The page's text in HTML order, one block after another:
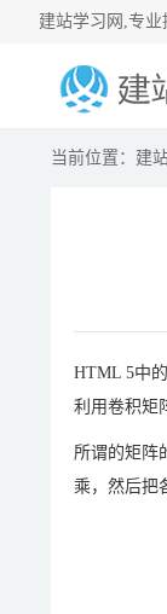
建站学习网,专业
当前位置： 建
HTML 5中的
利用卷积矩
所谓的矩阵
乘，然后把